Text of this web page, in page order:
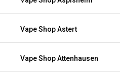
Vape Shop Astert
Vape Shop Attenhausen